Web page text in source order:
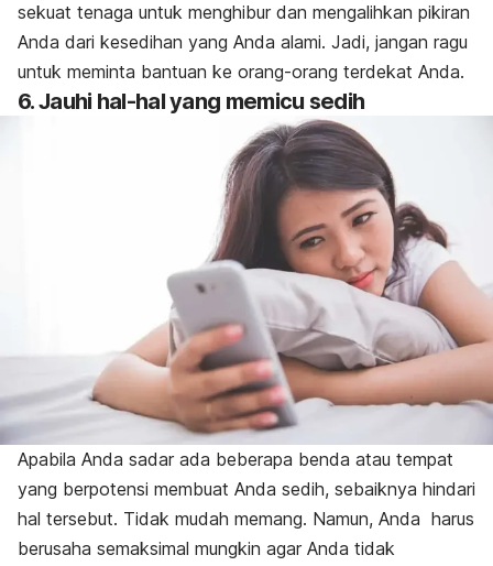
sekuat tenaga untuk menghibur dan mengalihkan pikiran
Anda dari kesedihan yang Anda alami. Jadi, jangan ragu
untuk meminta bantuan ke orang-orang terdekat Anda.
6. Jauhi hal-hal yang memicu sedih
Apabila Anda sadar ada beberapa benda atau tempat
yang berpotensi membuat Anda sedih, sebaiknya hindari
hal tersebut. Tidak mudah memang. Namun, Anda harus
berusaha semaksimal mungkin agar Anda tidak